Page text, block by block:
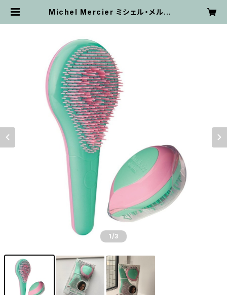
Michel Mercier ミシェル・メルシエ
1 /3